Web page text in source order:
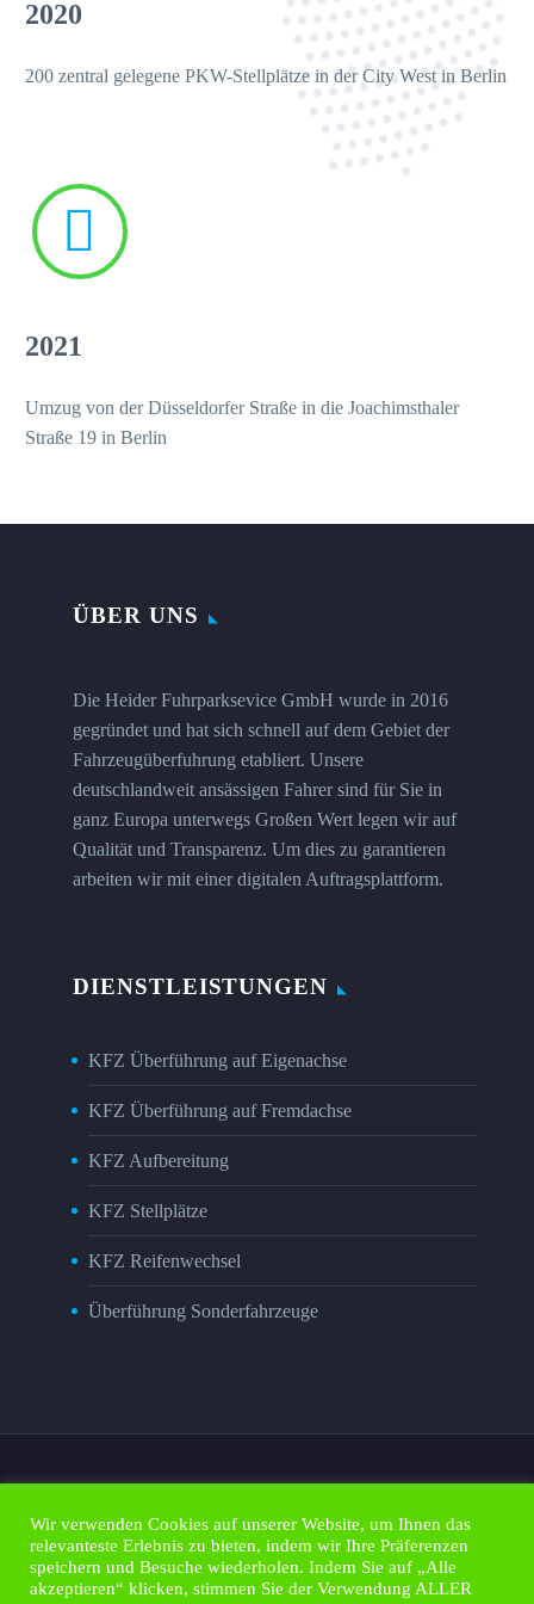
2020
200 zentral gelegene PKW-Stellplätze in der City West in Berlin


2021
Umzug von der Düsseldorfer Straße in die Joachimsthaler
Straße 19 in Berlin
ÜBER UNS
Die Heider Fuhrparksevice GmbH wurde in 2016
gegründet und hat sich schnell auf dem Gebiet der
Fahrzeugüberfuhrung etabliert. Unsere
deutschlandweit ansässigen Fahrer sind für Sie in
ganz Europa unterwegs Großen Wert legen wir auf
Qualität und Transparenz. Um dies zu garantieren
arbeiten wir mit einer digitalen Auftragsplattform.
DIENSTLEISTUNGEN
KFZ Überführung auf Eigenachse
KFZ Überführung auf Fremdachse
KFZ Aufbereitung
KFZ Stellplätze
KFZ Reifenwechsel
Überführung Sonderfahrzeuge
Impressum Kontakt
Datenschutz
Kunden Portal
Design by esa-it
Wir verwenden Cookies auf unserer Website, um Ihnen das
relevanteste Erlebnis zu bieten, indem wir Ihre Präferenzen
speichern und Besuche wiederholen. Indem Sie auf „Alle
akzeptieren“ klicken, stimmen Sie der Verwendung ALLER